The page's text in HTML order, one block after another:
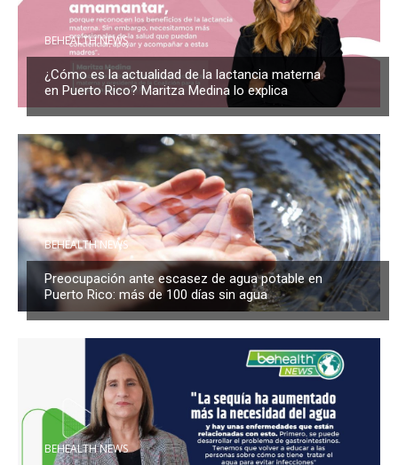
BEHEALTH NEWS
¿Cómo es la actualidad de la lactancia materna
en Puerto Rico? Maritza Medina lo explica
BEHEALTH NEWS
Preocupación ante escasez de agua potable en
Puerto Rico: más de 100 días sin agua
BEHEALTH NEWS